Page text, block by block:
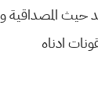
حيث المصداقية
ادناه